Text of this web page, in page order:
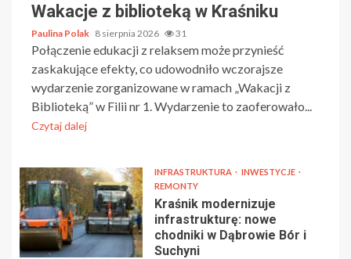
Wakacje z biblioteką w Kraśniku
Paulina Polak 8 sierpnia 2026 31
Połączenie edukacji z relaksem może przynieść
zaskakujące efekty, co udowodniło wczorajsze
wydarzenie zorganizowane w ramach „Wakacji z
Biblioteką” w Filii nr 1. Wydarzenie to zaoferowało...
Czytaj dalej
INFRASTRUKTURA
INWESTYCJE
REMONTY
Kraśnik modernizuje
infrastrukturę: nowe
chodniki w Dąbrowie Bór i
Suchyni